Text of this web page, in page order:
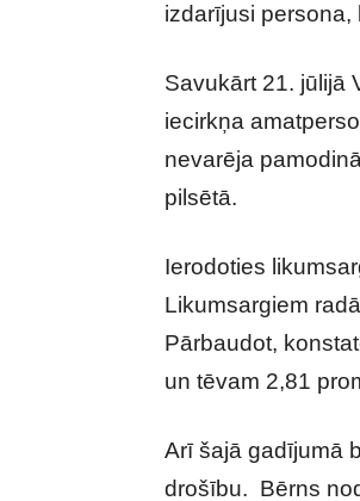
izdarījusi
Savukārt 21. jūlijā
iecirkņa
nevarēja
pilsētā.
Ierodoties
Likumsargiem
Pārbaudot,
un tēvam 2,81
Arī šajā gadījumā
drošību. Bērns